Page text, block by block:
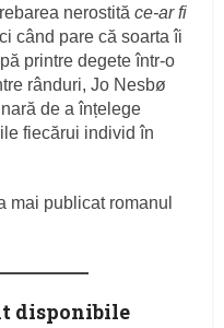
nerostităce-ar fi
când pare că soarta îi
printre degete într-o
rânduri, Jo Nesbø
de a înțelege
fiecărui individ în
mai publicat romanul
disponibile